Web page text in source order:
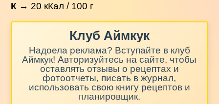
К → 20 кКал / 100 г
Клуб Аймкук
Надоела реклама? Вступайте в клуб
Аймкук! Авторизуйтесь на сайте, чтобы
оставлять отзывы о рецептах и
фотоотчеты, писать в журнал,
использовать свою книгу рецептов и
планировщик.